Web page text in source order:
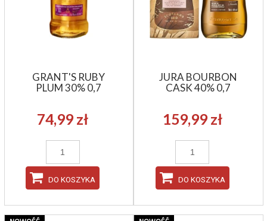
GRANT'S RUBY
PLUM 30% 0,7
74,99 zł
DO KOSZYKA
JURA BOURBON
CASK 40% 0,7
159,99 zł
DO KOSZYKA